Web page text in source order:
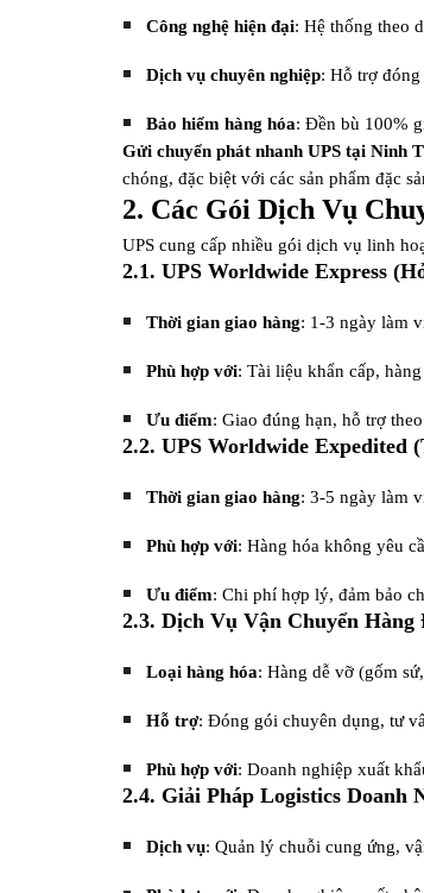
Công nghệ hiện đại: Hệ thống theo
Dịch vụ chuyên nghiệp: Hỗ trợ
Bảo hiểm hàng hóa: Đền bù 100%
Gửi chuyển phát nhanh UPS tại Ninh
chóng, đặc biệt với các sản phẩm đặc
2. Các Gói Dịch Vụ
UPS cung cấp nhiều gói dịch vụ linh
2.1. UPS Worldwide Express
Thời gian giao hàng: 1-3 ngày làm
Phù hợp với: Tài liệu khẩn cấp,
Ưu điểm: Giao đúng hạn, hỗ trợ
2.2. UPS Worldwide Expedited
Thời gian giao hàng: 3-5 ngày làm
Phù hợp với: Hàng hóa không yêu
Ưu điểm: Chi phí hợp lý, đảm bảo
2.3. Dịch Vụ Vận Chuyển Hàng
Loại hàng hóa: Hàng dễ vỡ (gốm
Hỗ trợ: Đóng gói chuyên dụng, tư
Phù hợp với: Doanh nghiệp xuất
2.4. Giải Pháp Logistics Doanh
Dịch vụ: Quản lý chuỗi cung ứng,